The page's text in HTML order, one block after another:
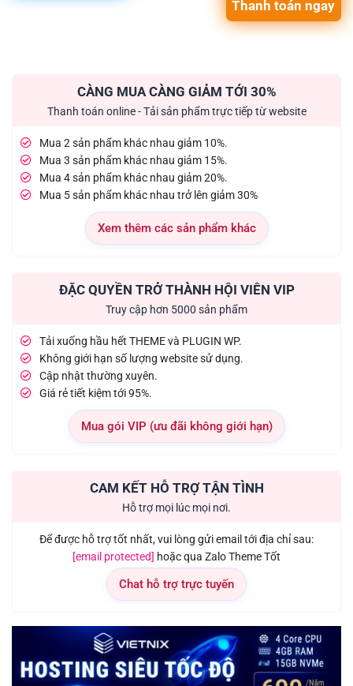
Thanh toán ngay
CÀNG MUA CÀNG GIẢM TỚI 30%
Thanh toán online - Tải sản phẩm trực tiếp từ website
Mua 2 sản phẩm khác nhau giảm 10%.
Mua 3 sản phẩm khác nhau giảm 15%.
Mua 4 sản phẩm khác nhau giảm 20%.
Mua 5 sản phẩm khác nhau trở lên giảm 30%
Xem thêm các sản phẩm khác
ĐẶC QUYỀN TRỞ THÀNH HỘI VIÊN VIP
Truy cập hơn 5000 sản phẩm
Tải xuống hầu hết THEME và PLUGIN WP.
Không giới hạn số lượng website sử dụng.
Cập nhật thường xuyên.
Giá rẻ tiết kiệm tới 95%.
Mua gói VIP (ưu đãi không giới hạn)
CAM KẾT HỖ TRỢ TẬN TÌNH
Hỗ trợ mọi lúc mọi nơi.
Để được hỗ trợ tốt nhất, vui lòng gửi email tới địa chỉ sau:
[email protected] hoặc qua Zalo Theme Tốt
Chat hỗ trợ trực tuyến